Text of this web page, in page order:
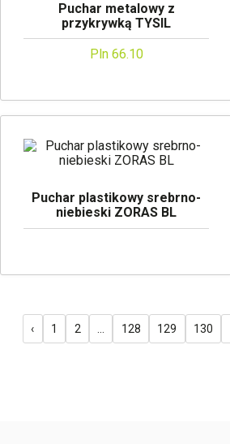
Puchar metalowy z
przykrywką TYSIL
Pln 66.10
Puchar plastikowy srebrno-
niebieski ZORAS BL
‹ 1 2 128 129 130